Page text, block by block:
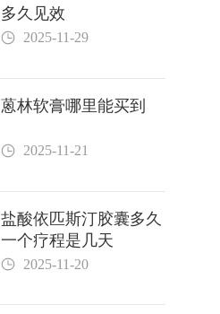
多久见效
2025-11-29
蒽林软膏哪里能买到
2025-11-21
盐酸依匹斯汀胶囊多久
一个疗程是几天
2025-11-20